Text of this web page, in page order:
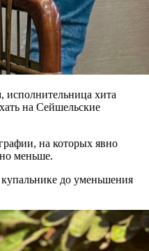
исполнительница хита
на Сейшельские
на которых явно
меньше.
до уменьшения